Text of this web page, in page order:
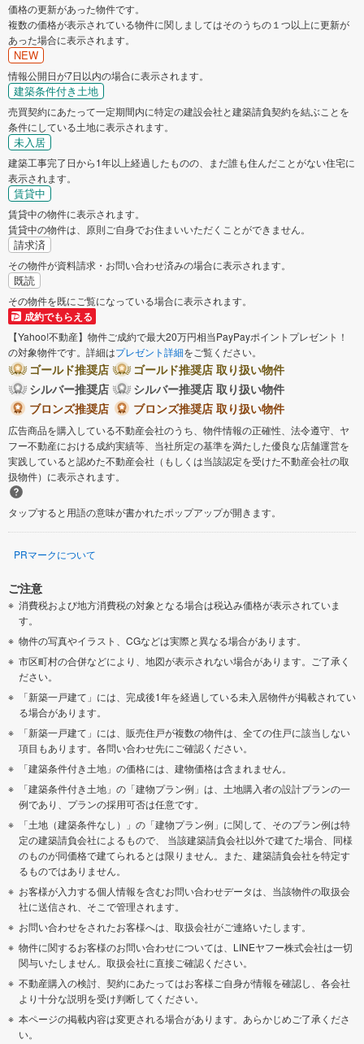
価格の更新があった物件です。
複数の価格が表示されている物件に関しましてはそのうちの１つ以上に更新が
あった場合に表示されます。
NEW
情報公開日が7日以内の場合に表示されます。
建築条件付き土地
売買契約にあたって一定期間内に特定の建設会社と建築請負契約を結ぶことを
条件にしている土地に表示されます。
未入居
建築工事完了日から1年以上経過したものの、まだ誰も住んだことがない住宅に
表示されます。
賃貸中
賃貸中の物件に表示されます。
賃貸中の物件は、原則ご自身でお住まいいただくことができません。
請求済
その物件が資料請求・お問い合わせ済みの場合に表示されます。
既読
その物件を既にご覧になっている場合に表示されます。
成約でもらえる
【Yahoo!不動産】物件ご成約で最大20万円相当PayPayポイントプレゼント！
の対象物件です。詳細はプレゼント詳細をご覧ください。
ゴールド推奨店
ゴールド推奨店 取り扱い物件
シルバー推奨店
シルバー推奨店 取り扱い物件
ブロンズ推奨店
ブロンズ推奨店 取り扱い物件
広告商品を購入している不動産会社のうち、物件情報の正確性、法令遵守、ヤ
フー不動産における成約実績等、当社所定の基準を満たした優良な店舗運営を
実践していると認めた不動産会社（もしくは当該認定を受けた不動産会社の取
扱物件）に表示されます。
タップすると用語の意味が書かれたポップアップが開きます。
PRマークについて
ご注意
消費税および地方消費税の対象となる場合は税込み価格が表示されていま
す。
物件の写真やイラスト、CGなどは実際と異なる場合があります。
市区町村の合併などにより、地図が表示されない場合があります。ご了承く
ださい。
「新築一戸建て」には、完成後1年を経過している未入居物件が掲載されてい
る場合があります。
「新築一戸建て」には、販売住戸が複数の物件は、全ての住戸に該当しない
項目もあります。各問い合わせ先にご確認ください。
「建築条件付き土地」の価格には、建物価格は含まれません。
「建築条件付き土地」の「建物プラン例」は、土地購入者の設計プランの一
例であり、プランの採用可否は任意です。
「土地（建築条件なし）」の「建物プラン例」に関して、そのプラン例は特
定の建築請負会社によるもので、 当該建築請負会社以外で建てた場合、同様
のものが同価格で建てられるとは限りません。また、建築請負会社を特定す
るものではありません。
お客様が入力する個人情報を含むお問い合わせデータは、当該物件の取扱会
社に送信され、そこで管理されます。
お問い合わせをされたお客様へは、取扱会社がご連絡いたします。
物件に関するお客様のお問い合わせについては、LINEヤフー株式会社は一切
関与いたしません。取扱会社に直接ご確認ください。
不動産購入の検討、契約にあたってはお客様ご自身が情報を確認し、各会社
より十分な説明を受け判断してください。
本ページの掲載内容は変更される場合があります。あらかじめご了承くださ
い。